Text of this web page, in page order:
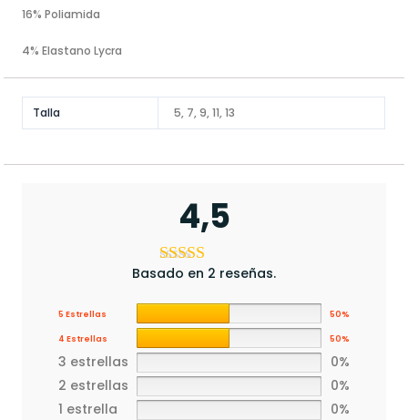
16% Poliamida
4% Elastano Lycra
Talla 5, 7, 9, 11, 13
4,5
Basado en 2 reseñas.
5 Estrellas 50%
4 Estrellas 50%
3 estrellas
0%
2 estrellas
0%
1 estrella
0%